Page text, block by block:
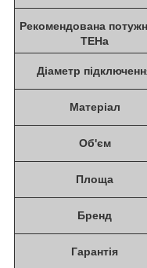
Рекомендована
ТЕНа
Діаметр
Матеріал
Об'єм
Площа
Бренд
Гарантія